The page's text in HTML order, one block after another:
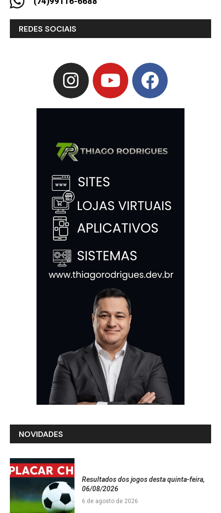
REDES SOCIAIS
NOVIDADES
Resultados dos jogos desta quinta-feira,
06/08/2026
6 de agosto de 2026